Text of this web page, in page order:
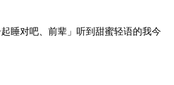
睡对吧、前辈」听到甜蜜轻语的我今